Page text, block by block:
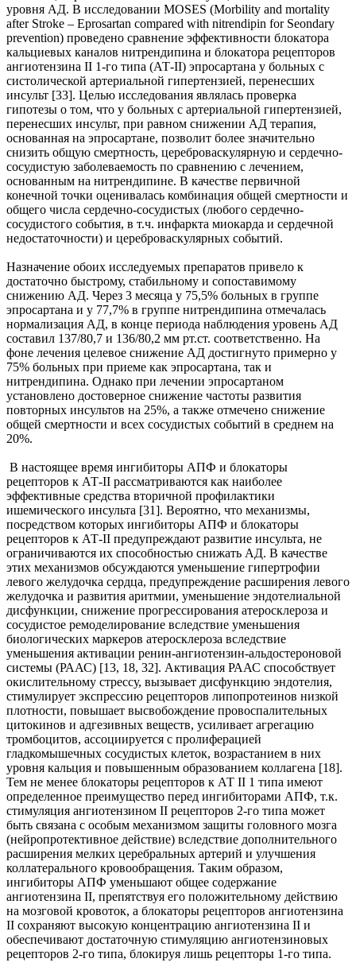
уровня АД. В исследовании MOSES (Morbility and mortality
after Stroke – Eprosartan compared with nitrendipin for Seondary
prevention) проведено сравнение эффективности блокатора
кальциевых каналов нитрендипина и блокатора рецепторов
ангиотензина II 1-го типа (АТ-II) эпросартана у больных с
систолической артериальной гипертензией, перенесших
инсульт [33]. Целью исследования являлась проверка
гипотезы о том, что у больных с артериальной гипертензией,
перенесших инсульт, при равном снижении АД терапия,
основанная на эпросартане, позволит более значительно
снизить общую смертность, цереброваскулярную и сердечно-
сосудистую заболеваемость по сравнению с лечением,
основанным на нитрендипине. В качестве первичной
конечной точки оценивалась комбинация общей смертности и
общего числа сердечно-сосудистых (любого сердечно-
сосудистого события, в т.ч. инфаркта миокарда и сердечной
недостаточности) и цереброваскулярных событий.
Назначение обоих исследуемых препаратов привело к
достаточно быстрому, стабильному и сопоставимому
снижению АД. Через 3 месяца у 75,5% больных в группе
эпросартана и у 77,7% в группе нитрендипина отмечалась
нормализация АД, в конце периода наблюдения уровень АД
составил 137/80,7 и 136/80,2 мм рт.ст. соответственно. На
фоне лечения целевое снижение АД достигнуто примерно у
75% больных при приеме как эпросартана, так и
нитрендипина. Однако при лечении эпросартаном
установлено достоверное снижение частоты развития
повторных инсультов на 25%, а также отмечено снижение
общей смертности и всех сосудистых событий в среднем на
20%.
В настоящее время ингибиторы АПФ и блокаторы
рецепторов к АТ-II рассматриваются как наиболее
эффективные средства вторичной профилактики
ишемического инсульта [31]. Вероятно, что механизмы,
посредством которых ингибиторы АПФ и блокаторы
рецепторов к АТ-II предупреждают развитие инсульта, не
ограничиваются их способностью снижать АД. В качестве
этих механизмов обсуждаются уменьшение гипертрофии
левого желудочка сердца, предупреждение расширения левого
желудочка и развития аритмии, уменьшение эндотелиальной
дисфункции, снижение прогрессирования атеросклероза и
сосудистое ремоделирование вследствие уменьшения
биологических маркеров атеросклероза вследствие
уменьшения активации ренин-ангиотензин-альдостероновой
системы (РААС) [13, 18, 32]. Активация РААС способствует
окислительному стрессу, вызывает дисфункцию эндотелия,
стимулирует экспрессию рецепторов липопротеинов низкой
плотности, повышает высвобождение провоспалительных
цитокинов и адгезивных веществ, усиливает агрегацию
тромбоцитов, ассоциируется с пролиферацией
гладкомышечных сосудистых клеток, возрастанием в них
уровня кальция и повышенным образованием коллагена [18].
Тем не менее блокаторы рецепторов к АТ II 1 типа имеют
определенное преимущество перед ингибиторами АПФ, т.к.
стимуляция ангиотензином II рецепторов 2-го типа может
быть связана с особым механизмом защиты головного мозга
(нейропротективное действие) вследствие дополнительного
расширения мелких церебральных артерий и улучшения
коллатерального кровообращения. Таким образом,
ингибиторы АПФ уменьшают общее содержание
ангиотензина II, препятствуя его положительному действию
на мозговой кровоток, а блокаторы рецепторов ангиотензина
II сохраняют высокую концентрацию ангиотензина II и
обеспечивают достаточную стимуляцию ангиотензиновых
рецепторов 2-го типа, блокируя лишь рецепторы 1-го типа.